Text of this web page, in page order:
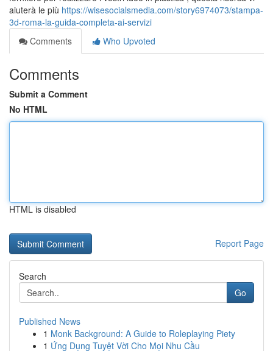
aiuterà le più https://wisesocialsmedia.com/story6974073/stampa-
3d-roma-la-guida-completa-ai-servizi
Comments
Who Upvoted
Comments
Submit a Comment
No HTML
HTML is disabled
Report Page
Search
Go
Published News
1 Monk Background: A Guide to Roleplaying Piety
1 Ứng Dụng Tuyệt Vời Cho Mọi Nhu Cầu